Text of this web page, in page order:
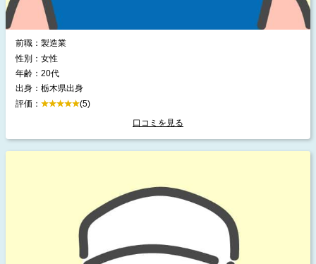
前職：製造業
性別：女性
年齢：20代
出身：栃木県出身
評価：
(5)
口コミを見る